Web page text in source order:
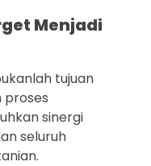
Menjadi
tujuan
proses
sinergi
seluruh